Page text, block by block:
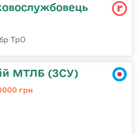
ТрО
МТЛБ (ЗСУ)
грн